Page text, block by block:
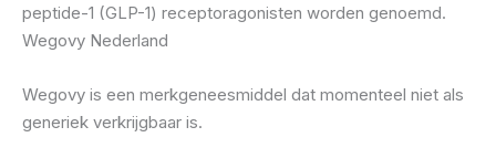
peptide-1 (GLP-1) receptoragonisten worden genoemd.
Wegovy Nederland
Wegovy is een merkgeneesmiddel dat momenteel niet als
generiek verkrijgbaar is.